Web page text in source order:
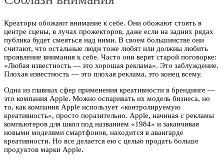
Креаторы обожают внимание к себе. Они обожают стоять в
центре сцены, в лучах прожекторов, даже если на задних рядах
публика будет смеяться над ними. В своем большинстве они
считают, что остальные люди тоже любят или должны любить
проявление внимания к себе. Часто они верят старой поговорке:
«Любая известность — это хорошая реклама». Это заблуждение.
Плохая известность — это плохая реклама, это конец всему.
Одна из главных сфер применения креативности в брендинге —
это компания Apple. Можно оспаривать их модель бизнеса, но
то, как компания Apple использует «контролируемую
креативность», просто поразительно. Apple, начиная с рекламы
компьютеров для школ под названием «1984» и заканчивая
новыми моделями смартфонов, находится в авангарде
креативности. Но все делается ею с целью продать больше
продуктов марки Apple.